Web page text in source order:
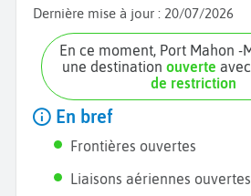
Dernière mise à jour : 20/07/2026
En ce moment, Port Mahon -Minorque est
une destination ouverte avec
de restriction
En bref
Frontières ouvertes
Liaisons aériennes ouvertes